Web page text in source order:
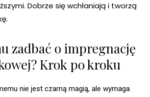
Dobrze się wchłaniają i tworzą
zadbać o impregnację
Krok po kroku
nie jest czarną magią, ale wymaga